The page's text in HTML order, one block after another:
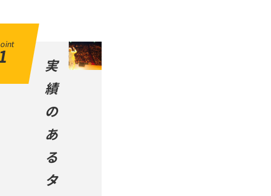
実
績
の
あ
る
タ